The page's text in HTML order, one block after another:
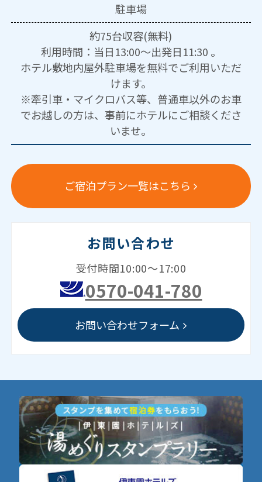
駐車場
約75台収容(無料)
利用時間：当日13:00～出発日11:30 。
ホテル敷地内屋外駐車場を無料でご利用いただ
けます。
※牽引車・マイクロバス等、普通車以外のお車
でお越しの方は、事前にホテルにご相談くださ
いませ。
ご宿泊プラン一覧はこちら
お問い合わせ
受付時間10:00～17:00
0570-041-780
お問い合わせフォーム